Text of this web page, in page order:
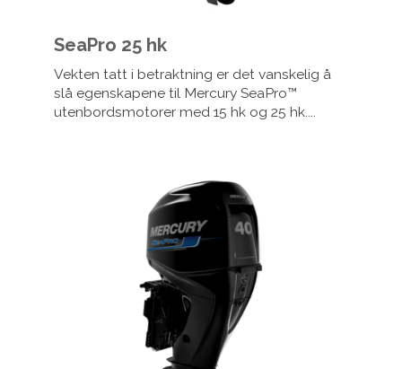
SeaPro 25 hk
Vekten tatt i betraktning er det vanskelig å
slå egenskapene til Mercury SeaPro™
utenbordsmotorer med 15 hk og 25 hk....